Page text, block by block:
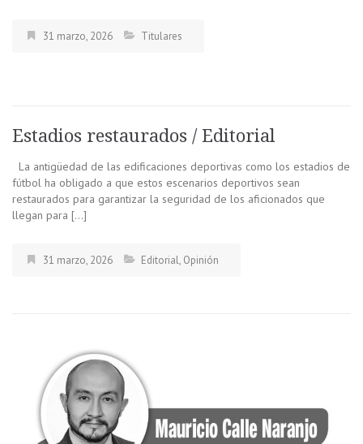
31 marzo, 2026 Titulares
Estadios restaurados / Editorial
La antigüedad de las edificaciones deportivas como los estadios de
fútbol ha obligado a que estos escenarios deportivos sean
restaurados para garantizar la seguridad de los aficionados que
llegan para […]
31 marzo, 2026 Editorial, Opinión